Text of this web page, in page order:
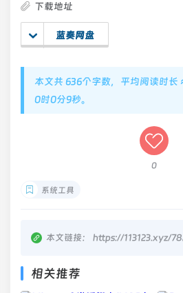
下载地址
蓝奏网盘
本文共 636个字数，平均阅读时长
0时0分9秒。
0
系统工具
本文链接： https://113123.xyz/
相关推荐